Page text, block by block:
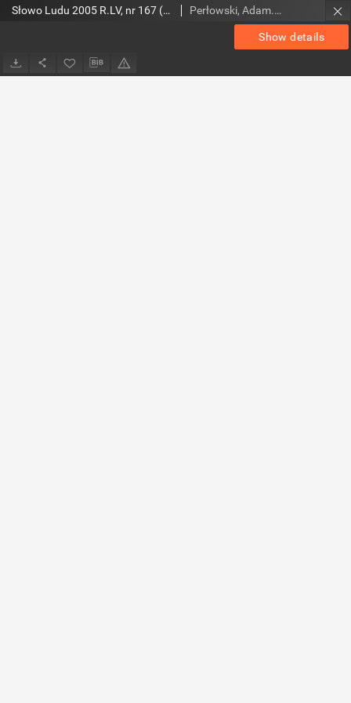
Show details
Słowo Ludu 2005 R.LV, nr 167 (świętokrzyskie) Perłowski, Adam. Red.